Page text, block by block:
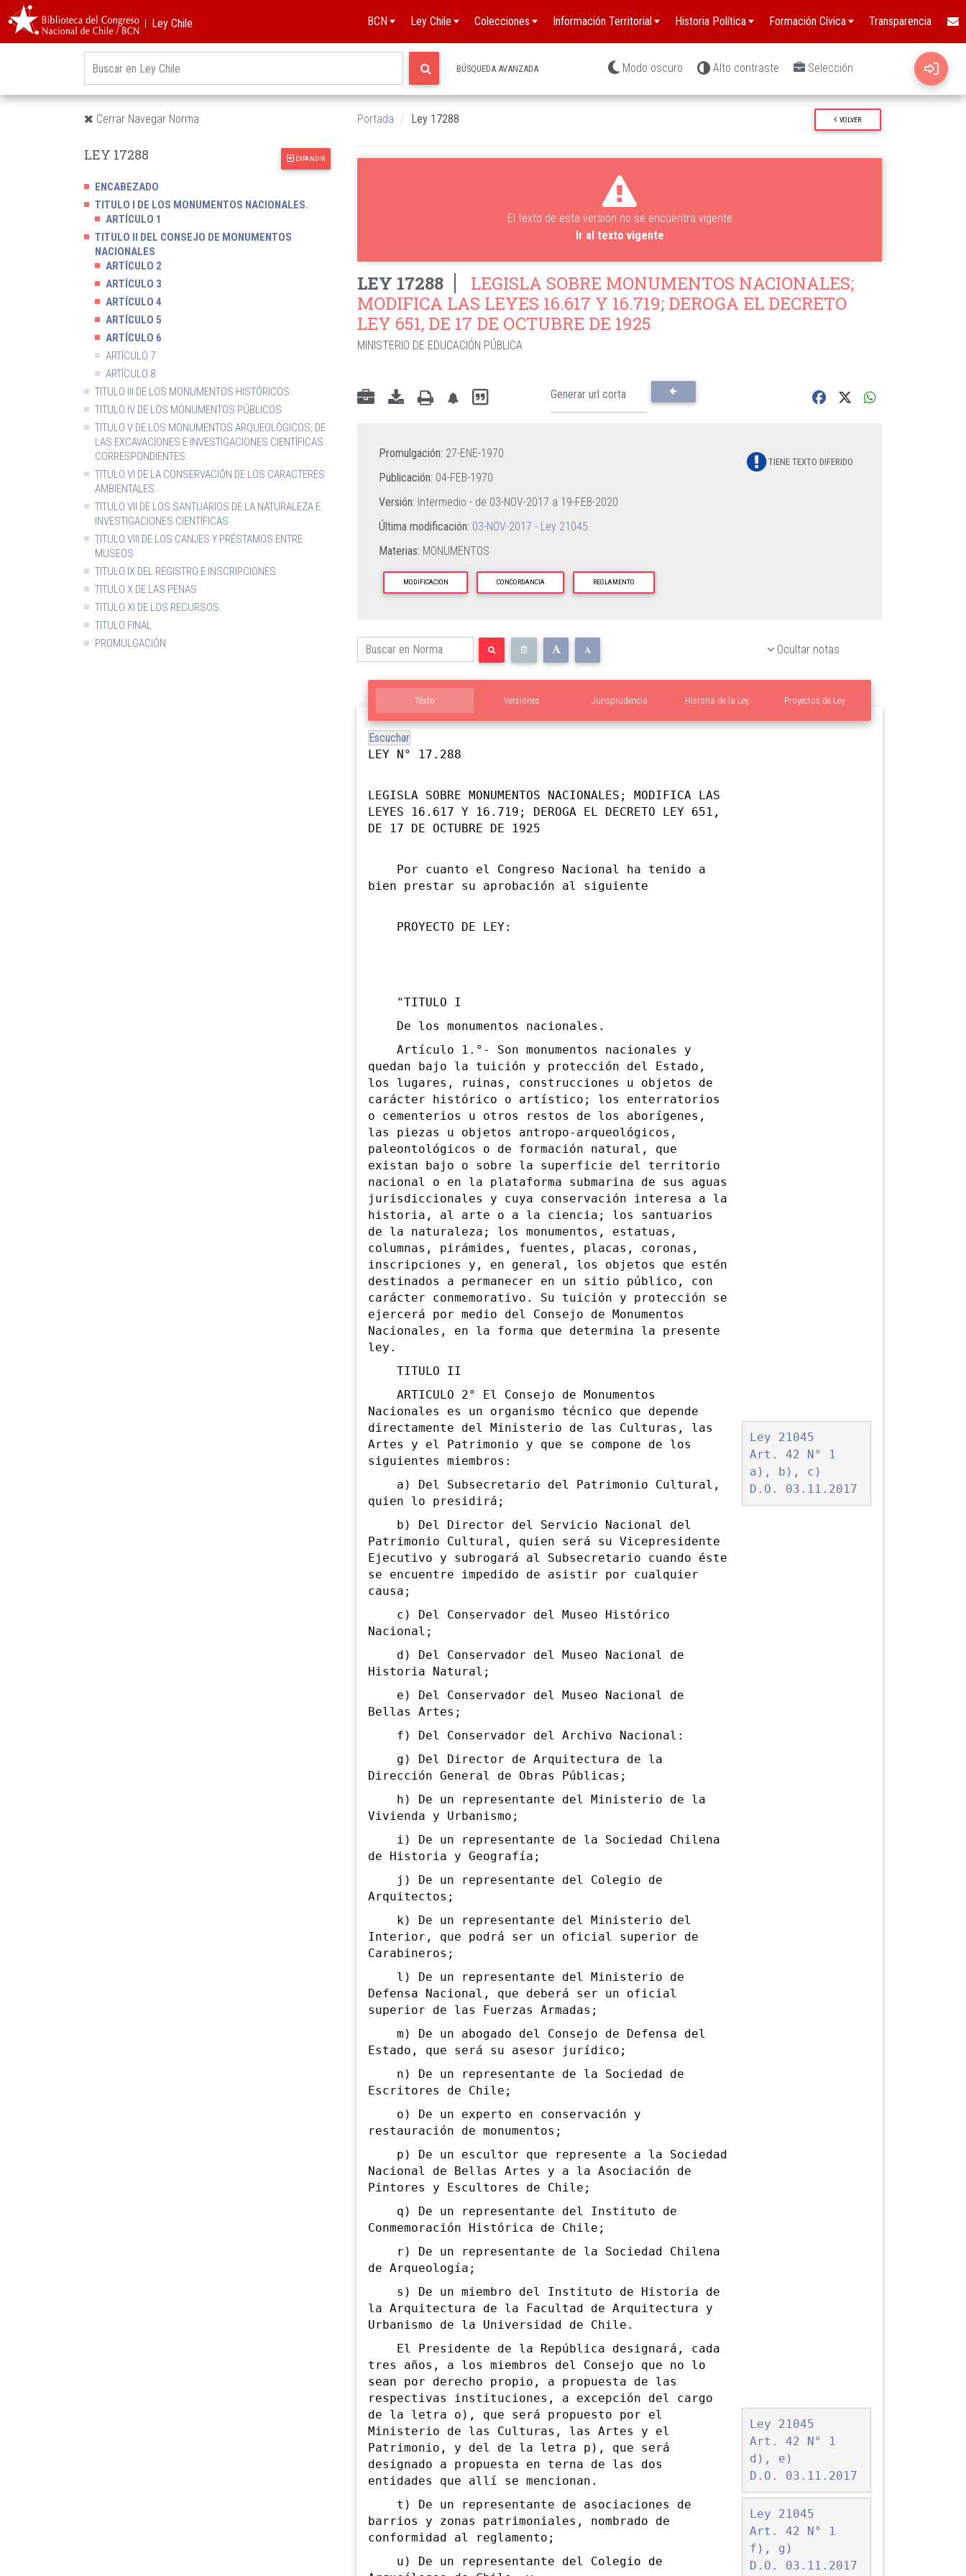
︱Ley Chile BCN Ley Chile Colecciones Información Territorial Historia Política Formación Cívica Transparencia
BÚSQUEDA AVANZADA Modo oscuro Alto contraste Selección
Cerrar Navegar Norma Portada Ley 17288 VOLVER
LEY 17288 EXPANDIR
ENCABEZADO
TITULO I DE LOS MONUMENTOS NACIONALES.
ARTÍCULO 1
TITULO II DEL CONSEJO DE MONUMENTOS
NACIONALES
ARTÍCULO 2
ARTÍCULO 3
ARTÍCULO 4
ARTÍCULO 5
ARTÍCULO 6
ARTÍCULO 7
ARTÍCULO 8
TITULO III DE LOS MONUMENTOS HISTÓRICOS
TITULO IV DE LOS MONUMENTOS PÚBLICOS
TITULO V DE LOS MONUMENTOS ARQUEOLÓGICOS, DE
LAS EXCAVACIONES E INVESTIGACIONES CIENTÍFICAS
CORRESPONDIENTES.
TITULO VI DE LA CONSERVACIÓN DE LOS CARACTERES
AMBIENTALES.
TITULO VII DE LOS SANTUARIOS DE LA NATURALEZA E
INVESTIGACIONES CIENTÍFICAS
TITULO VIII DE LOS CANJES Y PRÉSTAMOS ENTRE
MUSEOS
TITULO IX DEL REGISTRO E INSCRIPCIONES
TITULO X DE LAS PENAS
TITULO XI DE LOS RECURSOS.
TITULO FINAL
PROMULGACIÓN
El texto de esta versión no se encuentra vigente
Ir al texto vigente
LEY 17288
LEGISLA SOBRE MONUMENTOS NACIONALES;
MODIFICA LAS LEYES 16.617 Y 16.719; DEROGA EL DECRETO
LEY 651, DE 17 DE OCTUBRE DE 1925
MINISTERIO DE EDUCACIÓN PÚBLICA
TIENE TEXTO DIFERIDO
Promulgación: 27-ENE-1970
Publicación: 04-FEB-1970
Versión: Intermedio - de 03-NOV-2017 a 19-FEB-2020
Última modificación: 03-NOV-2017 - Ley 21045
Materias: MONUMENTOS
MODIFICACION CONCORDANCIA REGLAMENTO
Ocultar notas
Texto Versiones Proyectos de Ley
Jurisprudencia Historia de la Ley
Escuchar
LEY N° 17.288
LEGISLA SOBRE MONUMENTOS NACIONALES; MODIFICA LAS
LEYES 16.617 Y 16.719; DEROGA EL DECRETO LEY 651,
DE 17 DE OCTUBRE DE 1925
Por cuanto el Congreso Nacional ha tenido a
bien prestar su aprobación al siguiente
PROYECTO DE LEY:
"TITULO I
De los monumentos nacionales.
Artículo 1.°- Son monumentos nacionales y
quedan bajo la tuición y protección del Estado,
los lugares, ruinas, construcciones u objetos de
carácter histórico o artístico; los enterratorios
o cementerios u otros restos de los aborígenes,
las piezas u objetos antropo-arqueológicos,
paleontológicos o de formación natural, que
existan bajo o sobre la superficie del territorio
nacional o en la plataforma submarina de sus aguas
jurisdiccionales y cuya conservación interesa a la
historia, al arte o a la ciencia; los santuarios
de la naturaleza; los monumentos, estatuas,
columnas, pirámides, fuentes, placas, coronas,
inscripciones y, en general, los objetos que estén
destinados a permanecer en un sitio público, con
carácter conmemorativo. Su tuición y protección se
ejercerá por medio del Consejo de Monumentos
Nacionales, en la forma que determina la presente
ley.
TITULO II
ARTICULO 2° El Consejo de Monumentos
Nacionales es un organismo técnico que depende
directamente del
Ley 21045
Art. 42 N° 1
a), b), c)
D.O. 03.11.2017
Ministerio de las Culturas, las
Artes y el Patrimonio y que se compone de los
siguientes miembros:
a) Del Subsecretario del Patrimonio Cultural,
quien lo presidirá;
b) Del Director del Servicio Nacional del
Patrimonio Cultural, quien será su Vicepresidente
Ejecutivo y subrogará al Subsecretario cuando éste
se encuentre impedido de asistir por cualquier
causa;
c) Del Conservador del Museo Histórico
Nacional;
d) Del Conservador del Museo Nacional de
Historia Natural;
e) Del Conservador del Museo Nacional de
Bellas Artes;
f) Del Conservador del Archivo Nacional:
g) Del Director de Arquitectura de la
Dirección General de Obras Públicas;
h) De un representante del Ministerio de la
Vivienda y Urbanismo;
i) De un representante de la Sociedad Chilena
de Historia y Geografía;
j) De un representante del Colegio de
Arquitectos;
k) De un representante del Ministerio del
Interior, que podrá ser un oficial superior de
Carabineros;
l) De un representante del Ministerio de
Defensa Nacional, que deberá ser un oficial
superior de las Fuerzas Armadas;
m) De un abogado del Consejo de Defensa del
Estado, que será su asesor jurídico;
n) De un representante de la Sociedad de
Escritores de Chile;
o) De un experto en conservación y
restauración de monumentos;
p) De un escultor que represente a la Sociedad
Nacional de Bellas Artes y a la Asociación de
Pintores y Escultores de Chile;
q) De un representante del Instituto de
Conmemoración Histórica de Chile;
r) De un representante de la Sociedad Chilena
de Arqueología;
s) De un miembro del Instituto de Historia de
la Arquitectura de la Facultad de Arquitectura y
Urbanismo de la Universidad de Chile.
El Presidente de la República designará, cada
tres años, a los miembros del Consejo que no lo
sean por derecho propio, a propuesta de las
respectivas instituciones, a excepción del cargo
de la letra o), que será propuesto por el
Ley 21045
Art. 42 N° 1
d), e)
D.O. 03.11.2017
Ministerio de las Culturas, las Artes y el
Patrimonio, y del de la letra p), que será
designado a propuesta en terna de las dos
entidades que allí se mencionan.
t) De
Ley 21045
Art. 42 N° 1
f), g)
D.O. 03.11.2017
un representante de asociaciones de
barrios y zonas patrimoniales, nombrado de
conformidad al reglamento;
u) De un representante del Colegio de